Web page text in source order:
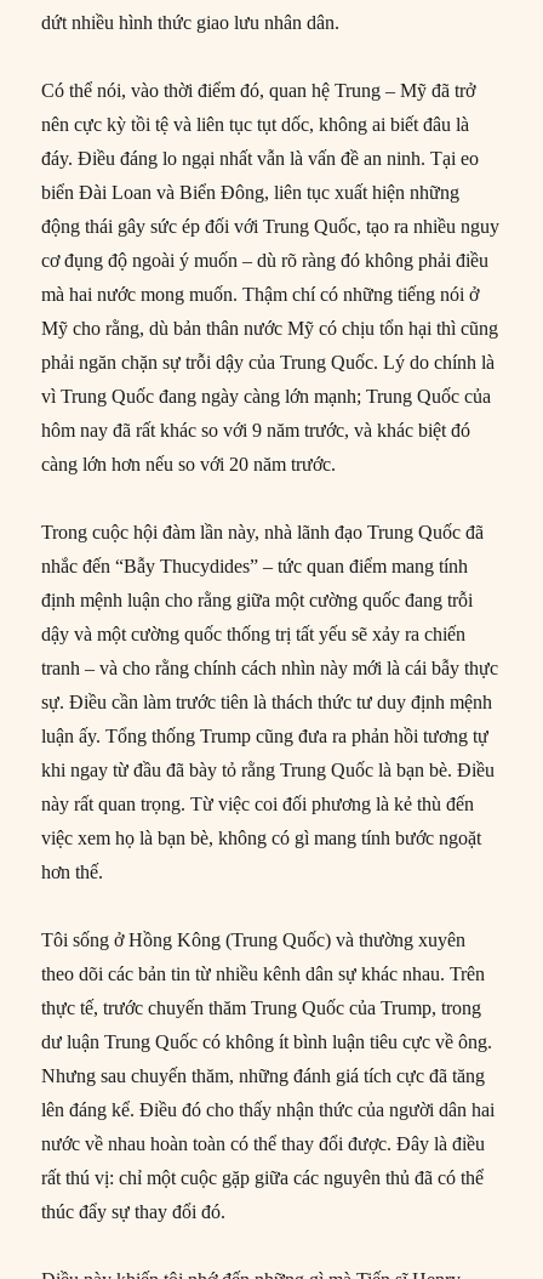
dứt nhiều hình thức giao lưu nhân dân.
Có thể nói, vào thời điểm đó, quan hệ Trung – Mỹ đã trở
nên cực kỳ tồi tệ và liên tục tụt dốc, không ai biết đâu là
đáy. Điều đáng lo ngại nhất vẫn là vấn đề an ninh. Tại eo
biển Đài Loan và Biển Đông, liên tục xuất hiện những
động thái gây sức ép đối với Trung Quốc, tạo ra nhiều nguy
cơ đụng độ ngoài ý muốn – dù rõ ràng đó không phải điều
mà hai nước mong muốn. Thậm chí có những tiếng nói ở
Mỹ cho rằng, dù bản thân nước Mỹ có chịu tổn hại thì cũng
phải ngăn chặn sự trỗi dậy của Trung Quốc. Lý do chính là
vì Trung Quốc đang ngày càng lớn mạnh; Trung Quốc của
hôm nay đã rất khác so với 9 năm trước, và khác biệt đó
càng lớn hơn nếu so với 20 năm trước.
Trong cuộc hội đàm lần này, nhà lãnh đạo Trung Quốc đã
nhắc đến “Bẫy Thucydides” – tức quan điểm mang tính
định mệnh luận cho rằng giữa một cường quốc đang trỗi
dậy và một cường quốc thống trị tất yếu sẽ xảy ra chiến
tranh – và cho rằng chính cách nhìn này mới là cái bẫy thực
sự. Điều cần làm trước tiên là thách thức tư duy định mệnh
luận ấy. Tổng thống Trump cũng đưa ra phản hồi tương tự
khi ngay từ đầu đã bày tỏ rằng Trung Quốc là bạn bè. Điều
này rất quan trọng. Từ việc coi đối phương là kẻ thù đến
việc xem họ là bạn bè, không có gì mang tính bước ngoặt
hơn thế.
Tôi sống ở Hồng Kông (Trung Quốc) và thường xuyên
theo dõi các bản tin từ nhiều kênh dân sự khác nhau. Trên
thực tế, trước chuyến thăm Trung Quốc của Trump, trong
dư luận Trung Quốc có không ít bình luận tiêu cực về ông.
Nhưng sau chuyến thăm, những đánh giá tích cực đã tăng
lên đáng kể. Điều đó cho thấy nhận thức của người dân hai
nước về nhau hoàn toàn có thể thay đổi được. Đây là điều
rất thú vị: chỉ một cuộc gặp giữa các nguyên thủ đã có thể
thúc đẩy sự thay đổi đó.